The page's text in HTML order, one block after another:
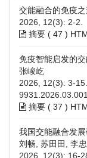
交能融合的免疫
2026, 12(3): 2-2.
摘要 ( 47 )
免疫智能启发的
张峻屹
2026, 12(3): 3-15.
9931.2026.03.001
摘要 ( 37 )
我国交能融合发
刘畅, 苏田田, 李
2026, 12(3): 16-